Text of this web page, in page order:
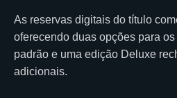
As reservas digitais do título
oferecendo duas opções para
padrão e uma edição Deluxe
adicionais.